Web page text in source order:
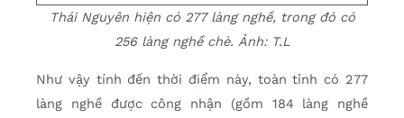
Thái Nguyên hiện có 277 làng nghề, trong đó có
256 làng nghề chè. Ảnh: T.L
Như vậy tính đến thời điểm này, toàn tỉnh có 277
làng nghề được công nhận (gồm 184 làng nghề